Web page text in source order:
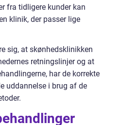
fra tidligere kunder kan
klinik, der passer lige
sig, at skønhedsklinikken
retningslinjer og at
har de korrekte
uddannelse i brug af de